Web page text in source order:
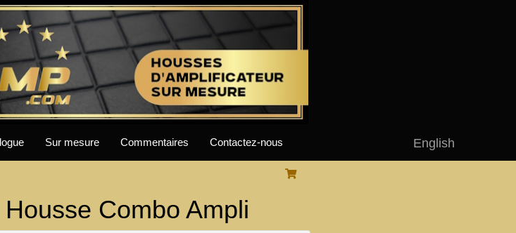
English
Sur mesure Commentaires Contactez-nous
Combo Ampli